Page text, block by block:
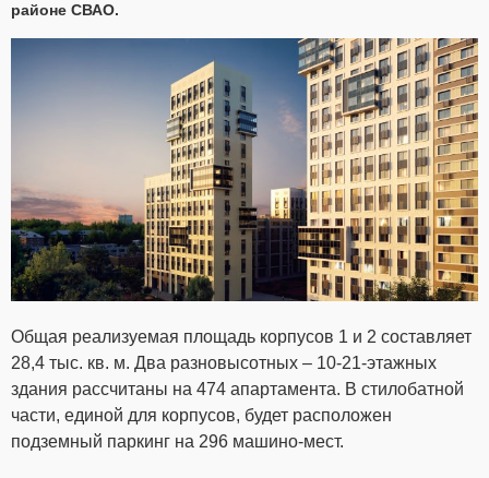
районе СВАО.
Общая реализуемая площадь корпусов 1 и 2 составляет
28,4 тыс. кв. м. Два разновысотных – 10-21-этажных
здания рассчитаны на 474 апартамента. В стилобатной
части, единой для корпусов, будет расположен
подземный паркинг на 296 машино-мест.